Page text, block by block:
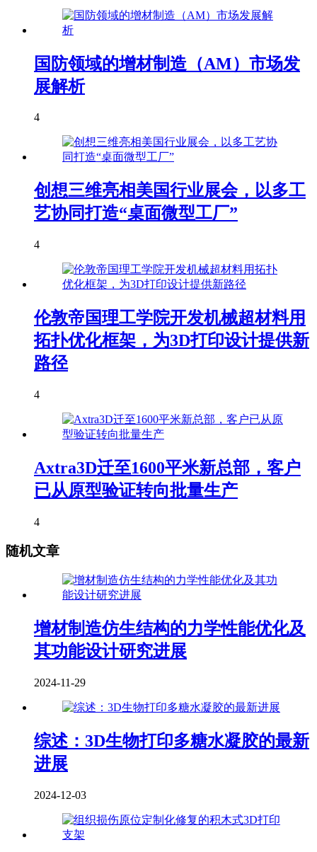
国防领域的增材制造（AM）市场发
展解析
4
创想三维亮相美国行业展会，以多工
艺协同打造“桌面微型工厂”
4
伦敦帝国理工学院开发机械超材料用
拓扑优化框架，为3D打印设计提供新
路径
4
Axtra3D迁至1600平米新总部，客户
已从原型验证转向批量生产
4
随机文章
增材制造仿生结构的力学性能优化及
其功能设计研究进展
2024-11-29
综述：3D生物打印多糖水凝胶的最新
进展
2024-12-03